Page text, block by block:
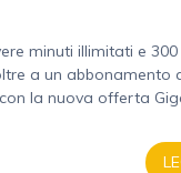
minuti illimitati e 300
a un abbonamento
la nuova offerta